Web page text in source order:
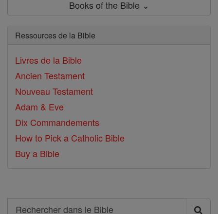
Books of the Bible ⌄
Ressources de la Bible
Livres de la Bible
Ancien Testament
Nouveau Testament
Adam & Eve
Dix Commandements
How to Pick a Catholic Bible
Buy a Bible
Search